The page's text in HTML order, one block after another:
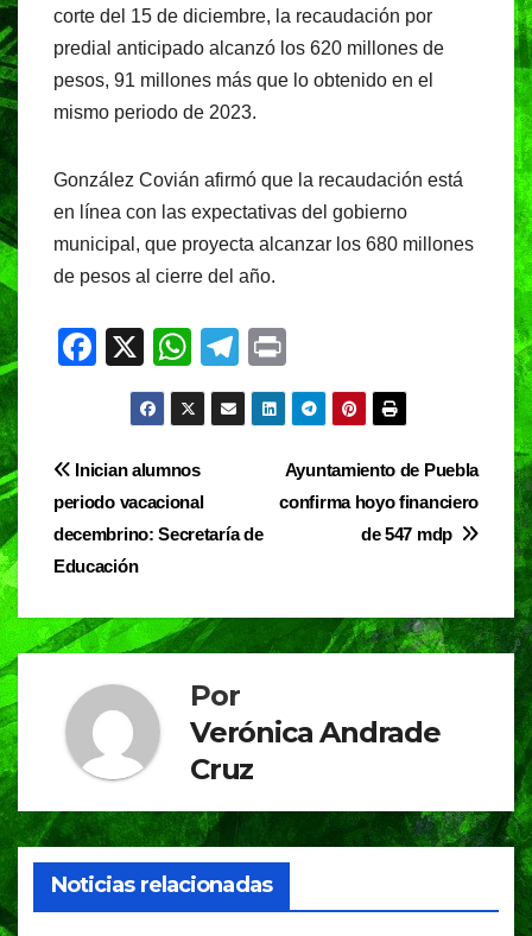
corte del 15 de diciembre, la recaudación por
predial anticipado alcanzó los 620 millones de
pesos, 91 millones más que lo obtenido en el
mismo periodo de 2023.
González Covián afirmó que la recaudación está
en línea con las expectativas del gobierno
municipal, que proyecta alcanzar los 680 millones
de pesos al cierre del año.
F
e
b
o
o
k
X
W
h
at
s
A
p
T
el
e
m
in
t
Navegación
de
entradas
Ayuntamiento de Puebla
confirma hoyo financiero
de 547 mdp
Inician alumnos
periodo vacacional
decembrino: Secretaría de
Educación
Por
Verónica Andrade
Cruz
Noticias relacionadas